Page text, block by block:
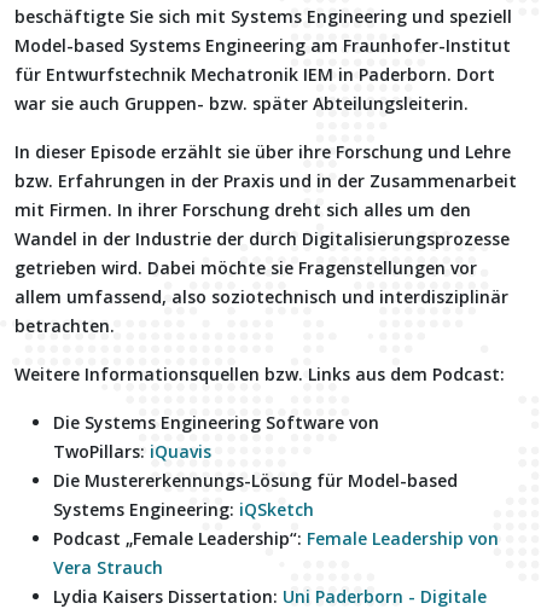
beschäftigte Sie sich mit Systems Engineering und speziell
Model-based Systems Engineering am Fraunhofer-Institut
für Entwurfstechnik Mechatronik IEM in Paderborn. Dort
war sie auch Gruppen- bzw. später Abteilungsleiterin.
In dieser Episode erzählt sie über ihre Forschung und Lehre
bzw. Erfahrungen in der Praxis und in der Zusammenarbeit
mit Firmen. In ihrer Forschung dreht sich alles um den
Wandel in der Industrie der durch Digitalisierungsprozesse
getrieben wird. Dabei möchte sie Fragenstellungen vor
allem umfassend, also soziotechnisch und interdisziplinär
betrachten.
Weitere Informationsquellen bzw. Links aus dem Podcast:
Die Systems Engineering Software von
TwoPillars: iQuavis
Die Mustererkennungs-Lösung für Model-based
Systems Engineering: iQSketch
Podcast „Female Leadership“: Female Leadership von
Vera Strauch
Lydia Kaisers Dissertation: Uni Paderborn - Digitale